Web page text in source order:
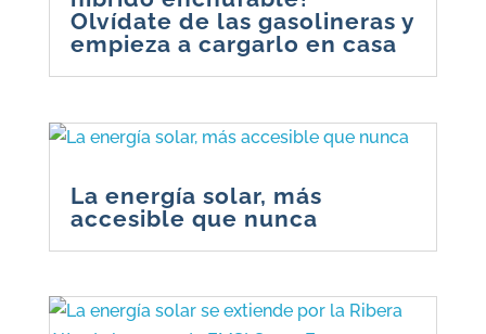
Olvídate de las gasolineras y
empieza a cargarlo en casa
La energía solar, más
accesible que nunca